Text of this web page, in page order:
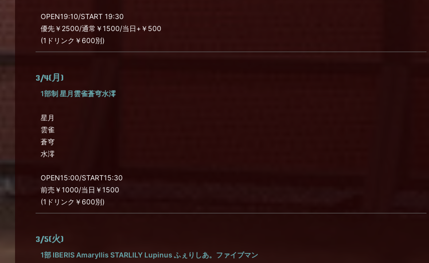
OPEN19:10/START 19:30
優先￥2500/通常￥1500/当日+￥500
(1ドリンク￥600別)
3/4(月)
1部制 星月雲雀蒼穹水澪
星月
雲雀
蒼穹
水澪
OPEN15:00/START15:30
前売￥1000/当日￥1500
(1ドリンク￥600別)
3/5(火)
1部 IBERIS Amaryllis STARLILY Lupinus ふぇりしあ。ファイブマン